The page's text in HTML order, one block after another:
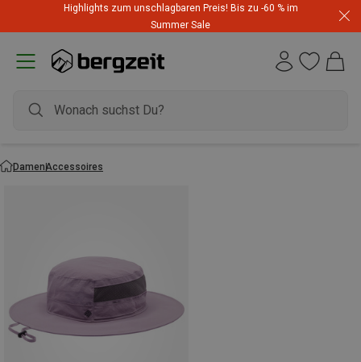
Highlights zum unschlagbaren Preis! Bis zu -60 % im
Summer Sale
DamenAccessoires